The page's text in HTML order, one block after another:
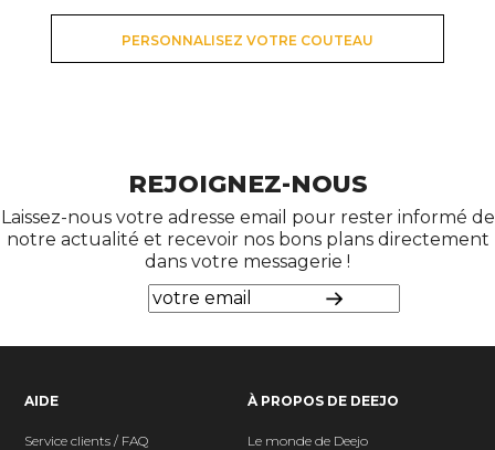
PERSONNALISEZ VOTRE COUTEAU
REJOIGNEZ-NOUS
Laissez-nous votre adresse email pour rester informé de
notre actualité et recevoir nos bons plans directement
dans votre messagerie !
AIDE
Service clients / FAQ
À PROPOS DE DEEJO
Le monde de Deejo